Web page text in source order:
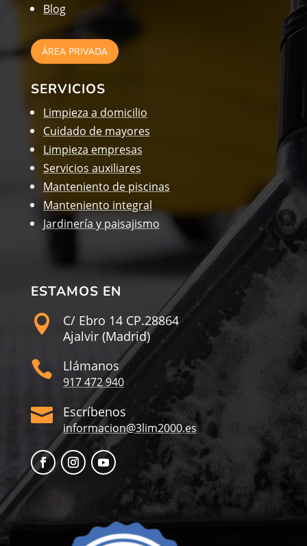
Blog
ÁREA PRIVADA
SERVICIOS
Limpieza a domicilio
Cuidado de mayores
Limpieza empresas
Servicios auxiliares
Manteniento de piscinas
Manteniento integral
Jardinería y paisajismo
ESTAMOS EN

C/ Ebro 14 CP.28864
Ajalvir (Madrid)
 Llámanos
917 472 940
 Escríbenos
informacion@3lim2000.es